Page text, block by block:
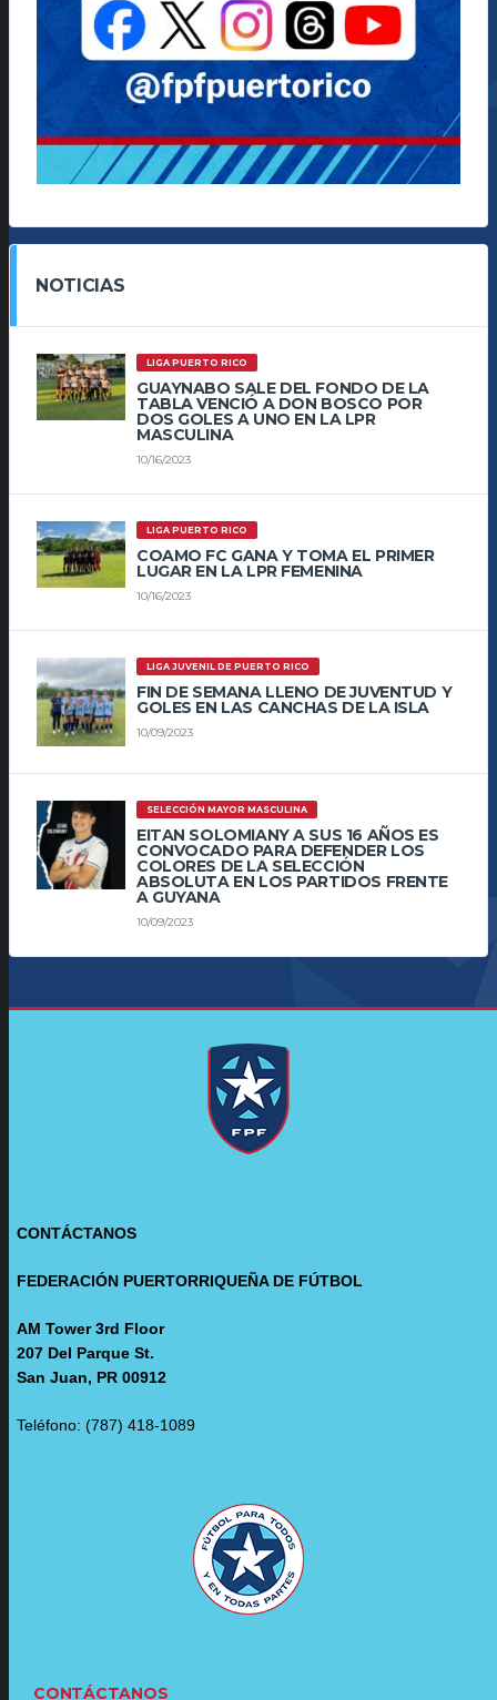
NOTICIAS
LIGA PUERTO RICO
GUAYNABO SALE DEL FONDO DE LA
TABLA VENCIÓ A DON BOSCO POR
DOS GOLES A UNO EN LA LPR
MASCULINA
10/16/2023
LIGA PUERTO RICO
COAMO FC GANA Y TOMA EL PRIMER
LUGAR EN LA LPR FEMENINA
10/16/2023
LIGA JUVENIL DE PUERTO RICO
FIN DE SEMANA LLENO DE JUVENTUD Y
GOLES EN LAS CANCHAS DE LA ISLA
10/09/2023
SELECCIÓN MAYOR MASCULINA
EITAN SOLOMIANY A SUS 16 AÑOS ES
CONVOCADO PARA DEFENDER LOS
COLORES DE LA SELECCIÓN
ABSOLUTA EN LOS PARTIDOS FRENTE
A GUYANA
10/09/2023
CONTÁCTANOS
FEDERACIÓN PUERTORRIQUEÑA DE FÚTBOL
AM Tower 3rd Floor
207 Del Parque St.
San Juan, PR 00912
Teléfono: (787) 418-1089
CONTÁCTANOS